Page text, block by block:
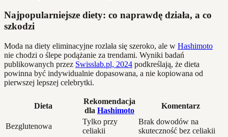
Najpopularniejsze diety: co naprawdę działa, a co
szkodzi
Moda na diety eliminacyjne rozlała się szeroko, ale w Hashimoto
nie chodzi o ślepe podążanie za trendami. Wyniki badań
publikowanych przez Swisslab.pl, 2024 podkreślają, że dieta
powinna być indywidualnie dopasowana, a nie kopiowana od
pierwszej lepszej celebrytki.
Dieta
Rekomendacja
dla Hashimoto
Komentarz
Bezglutenowa
Tylko przy
celiakii
Brak dowodów na
skuteczność bez celiakii